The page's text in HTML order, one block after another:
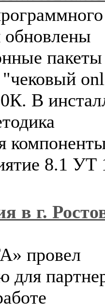
обновлены
пакеты
В
8.1 УТ
в г.
провел
для